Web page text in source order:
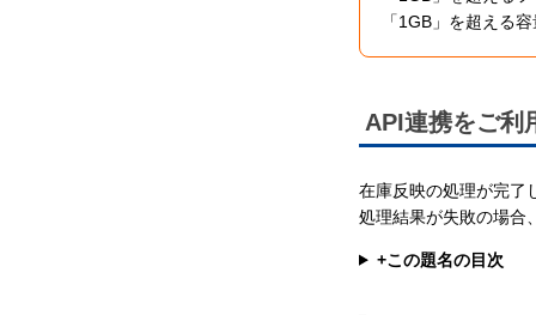
「1GB」を超える
API連携をご利
在庫反映の処理が完了
処理結果が失敗の場合
+この題名の目次